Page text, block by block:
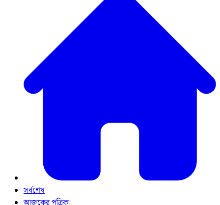
সর্বশেষ